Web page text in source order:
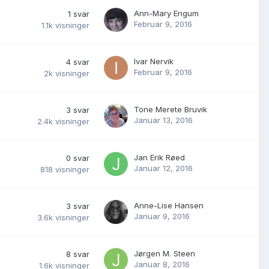
1 svar
1.1k visninger
Ann-Mary Engum
Februar 9, 2016
4 svar
2k visninger
Ivar Nervik
Februar 9, 2016
3 svar
2.4k visninger
Tone Merete Bruvik
Januar 13, 2016
0 svar
818 visninger
Jan Erik Røed
Januar 12, 2016
3 svar
3.6k visninger
Anne-Lise Hansen
Januar 9, 2016
8 svar
1.6k visninger
Jørgen M. Steen
Januar 8, 2016